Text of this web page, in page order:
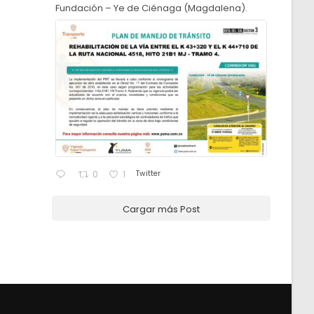
Fundación – Ye de Ciénaga (Magdalena).
0 1 Twitter
Cargar más Post